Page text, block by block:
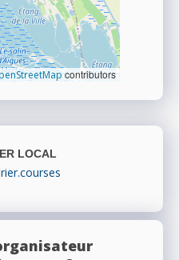
contributors
LOCAL